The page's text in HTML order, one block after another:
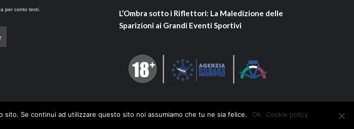
per conto terzi.
L’Ombra sotto i Riflettori: La Maledizione delle
Sparizioni ai Grandi Eventi Sportivi
Se continui ad utilizzare questo sito noi assumiamo che tu ne sia felice. Ok Cookie policy